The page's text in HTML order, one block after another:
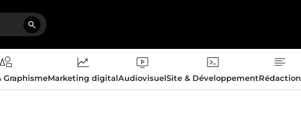
GraphismeMarketing digitalAudiovisuelSite & DéveloppementRédaction